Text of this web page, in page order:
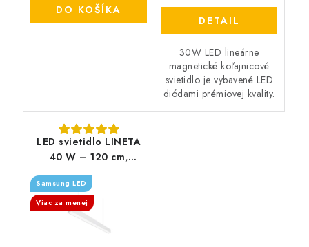
DO KOŠÍKA
DETAIL
30W LED lineárne
magnetické koľajnicové
svietidlo je vybavené LED
diódami prémiovej kvality.
LED svietidlo LINETA
40 W – 120 cm,
Samsung čip (závesné
alebo prisadené)
Samsung LED
Viac za menej